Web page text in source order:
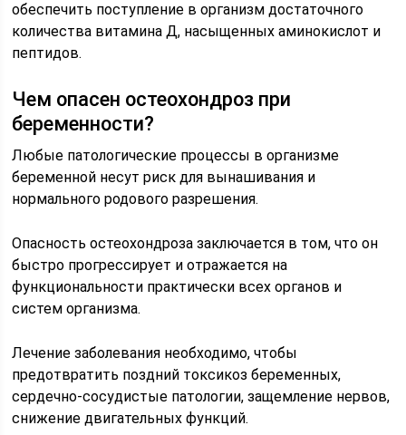
обеспечить поступление в организм достаточного
количества витамина Д, насыщенных аминокислот и
пептидов.
Чем опасен остеохондроз при
беременности?
Любые патологические процессы в организме
беременной несут риск для вынашивания и
нормального родового разрешения.
Опасность остеохондроза заключается в том, что он
быстро прогрессирует и отражается на
функциональности практически всех органов и
систем организма.
Лечение заболевания необходимо, чтобы
предотвратить поздний токсикоз беременных,
сердечно-сосудистые патологии, защемление нервов,
снижение двигательных функций.